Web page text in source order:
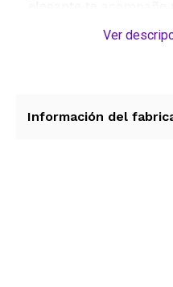
Presentado en una
personal diario en el
Ver
Información del